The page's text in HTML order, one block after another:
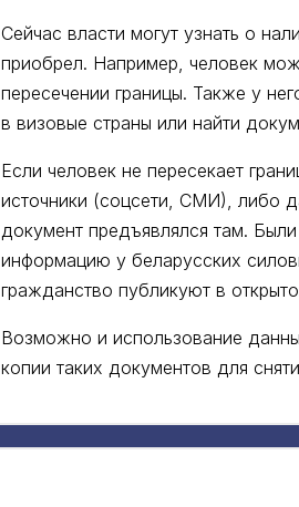
Сейчас власти могут узнать о
приобрел. Например, человек
пересечении границы. Также у
в визовые страны или найти
Если человек не пересекает
источники (соцсети, СМИ), либо
документ предъявлялся там.
информацию у беларусских
гражданство публикуют в
Возможно и использование
копии таких документов для